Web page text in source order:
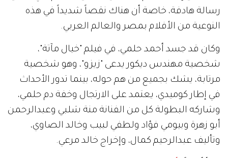
رسالة هادفة، خاصة أن هناك نقصاً شديداً في هذه
النوعية من الأفلام بمصر والعالم العربي.
وكان قد جسد أحمد حلمي، في فيلم "خيال مآتة"،
شخصية مهندس ديكور يدعى "زيزو"، وهو شخصية
مرتابة، يشك بجميع من هم حوله، بينما تدور الأحداث
في إطار كوميدي، يعتمد على الارتجال وخفة دم حلمي،
وشاركه البطولة كل من الفنانة منة شلبي وعبدالرحمن
أبو زهرة وبيومي فؤاد ولطفي لبيب وخالد الصاوي،
وتأليف عبدالرحيم كمال، وإخراج خالد مرعي.